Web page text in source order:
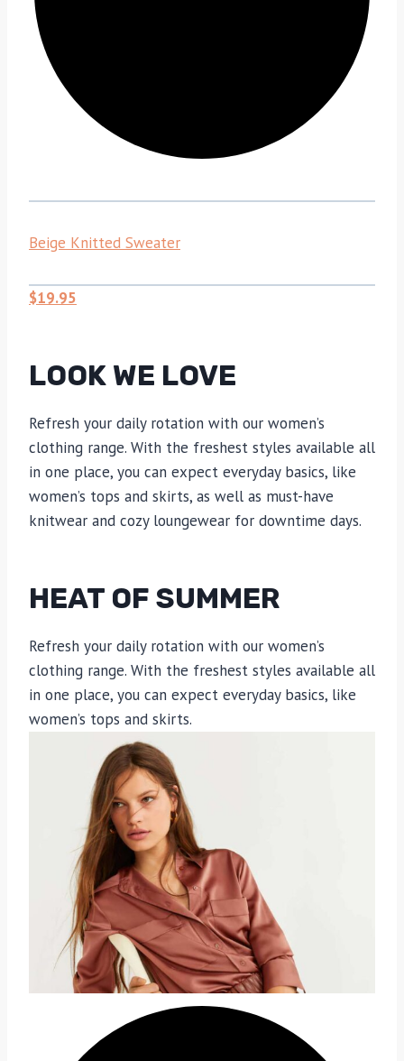
Beige Knitted Sweater
$19.95
LOOK WE LOVE
Refresh your daily rotation with our women’s
clothing range. With the freshest styles available all
in one place, you can expect everyday basics, like
women’s tops and skirts, as well as must-have
knitwear and cozy loungewear for downtime days.
HEAT OF SUMMER
Refresh your daily rotation with our women’s
clothing range. With the freshest styles available all
in one place, you can expect everyday basics, like
women’s tops and skirts.